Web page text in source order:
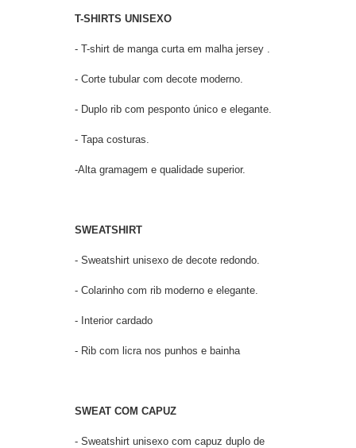
T-SHIRTS UNISEXO
- T-shirt de manga curta em malha jersey .
- Corte tubular com decote moderno.
- Duplo rib com pesponto único e elegante.
- Tapa costuras.
-Alta gramagem e qualidade superior.
SWEATSHIRT
- Sweatshirt unisexo de decote redondo.
- Colarinho com rib moderno e elegante.
- Interior cardado
- Rib com licra nos punhos e bainha
SWEAT COM CAPUZ
- Sweatshirt unisexo com capuz duplo de